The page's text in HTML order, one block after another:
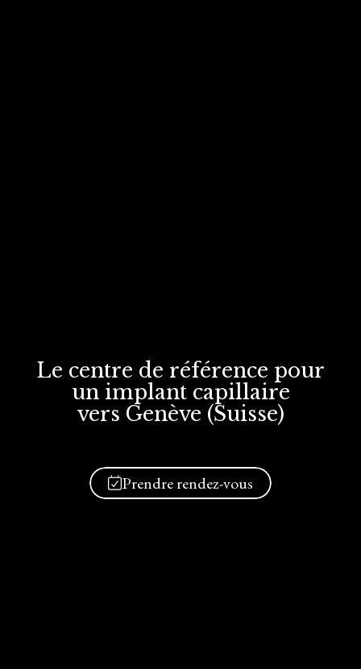
Le centre de référence pour
un implant capillaire
vers Genève (Suisse)
Prendre rendez-vous